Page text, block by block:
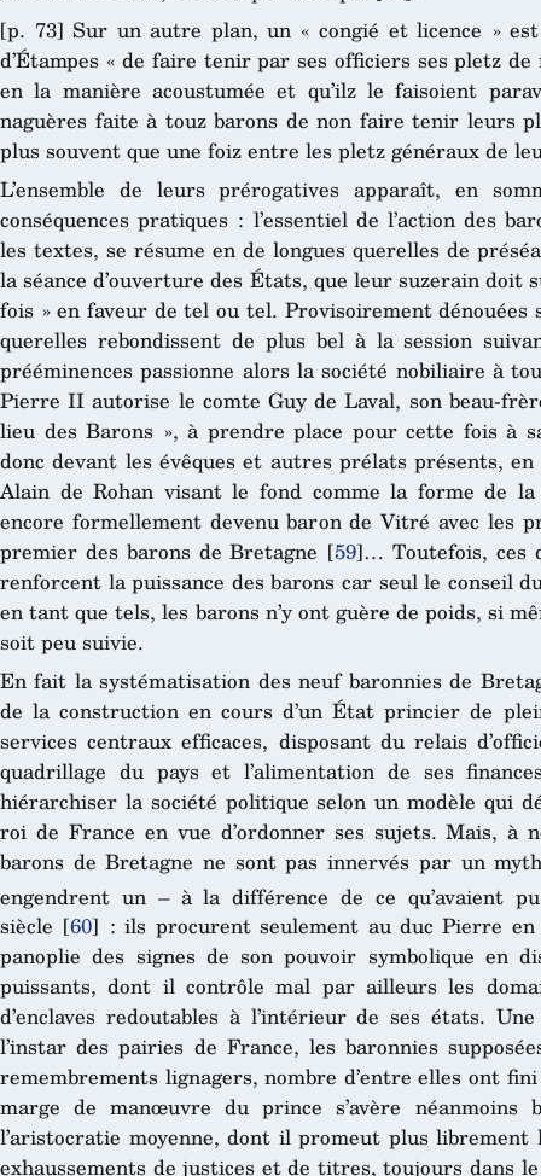
[p. 73] Sur un autre plan, un « congié et licence »
d’Étampes « de faire tenir par ses officiers ses pletz
en la manière acoustumée et qu’ilz le faisoient
naguères faite à touz barons de non faire tenir leurs
plus souvent que une foiz entre les pletz généraux de
L’ensemble de leurs prérogatives apparaît, en
conséquences pratiques : l’essentiel de l’action des
les textes, se résume en de longues querelles de
la séance d’ouverture des États, que leur suzerain doit
fois » en faveur de tel ou tel. Provisoirement dénouées
querelles rebondissent de plus bel à la session
prééminences passionne alors la société nobiliaire à
Pierre II autorise le comte Guy de Laval, son beau-
lieu des Barons », à prendre place pour cette fois à
donc devant les évêques et autres prélats présents,
Alain de Rohan visant le fond comme la forme de la
encore formellement devenu baron de Vitré avec les
premier des barons de Bretagne [59]… Toutefois, ces
renforcent la puissance des barons car seul le conseil
en tant que tels, les barons n’y ont guère de poids, si
soit peu suivie.
En fait la systématisation des neuf baronnies de
de la construction en cours d’un État princier de
services centraux efficaces, disposant du relais
quadrillage du pays et l’alimentation de ses
hiérarchiser la société politique selon un modèle qui
roi de France en vue d’ordonner ses sujets. Mais, à
barons de Bretagne ne sont pas innervés par un
engendrent un – à la différence de ce qu’avaient
siècle [60] : ils procurent seulement au duc Pierre
panoplie des signes de son pouvoir symbolique en
puissants, dont il contrôle mal par ailleurs les
d’enclaves redoutables à l’intérieur de ses états.
l’instar des pairies de France, les baronnies
remembrements lignagers, nombre d’entre elles ont
marge de manœuvre du prince s’avère néanmoins
l’aristocratie moyenne, dont il promeut plus librement
exhaussements de justices et de titres, toujours dans